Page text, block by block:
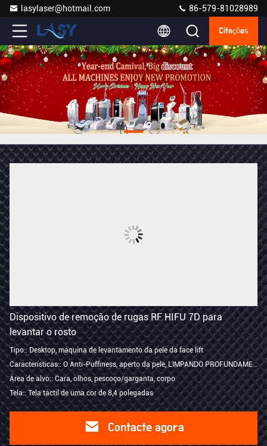
lasylaser@hotmail.com 86-579-81028989
Citações
Dispositivo de remoção de rugas RF HIFU 7D para
levantar o rosto
Tipo:: Desktop, máquina de levantamento da pele da face lift
Características:: O Anti-Puffiness, aperto da pele, LIMPANDO PROFUNDAMENTE, enruga a remoção
Área de alvo:: Cara, olhos, pescoço/garganta, corpo
Tela:: Tela táctil de uma cor de 8,4 polegadas
Contacte agora